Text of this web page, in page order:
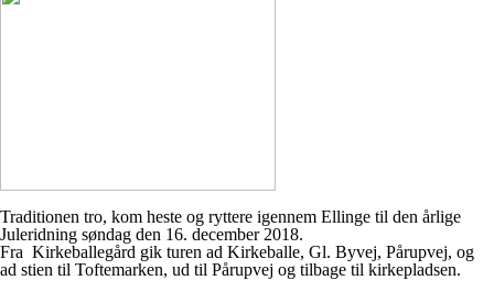
Traditionen tro, kom heste og ryttere igennem Ellinge til den årlige
Juleridning søndag den 16. december 2018.
Fra Kirkeballegård gik turen ad Kirkeballe, Gl. Byvej, Pårupvej, og
ad stien til Toftemarken, ud til Pårupvej og tilbage til kirkepladsen.